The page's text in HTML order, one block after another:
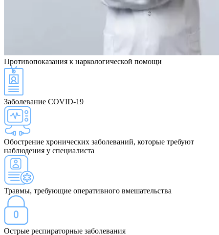
Противопоказания к наркологической помощи
Заболевание COVID-19
Обострение хронических заболеваний, которые требуют
наблюдения у специалиста
Травмы, требующие оперативного вмешательства
Острые респираторные заболевания